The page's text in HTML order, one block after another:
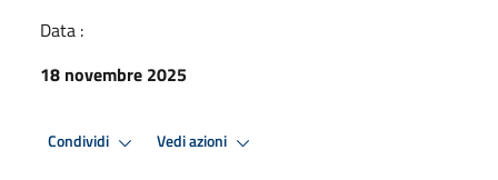
Data :
18 novembre 2025
Condividi Vedi azioni